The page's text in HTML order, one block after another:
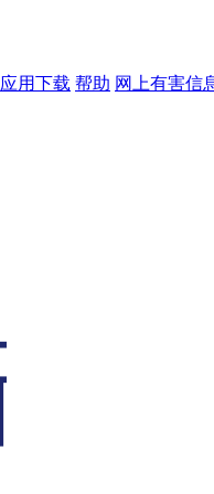
应用下载 帮助 网上有害信